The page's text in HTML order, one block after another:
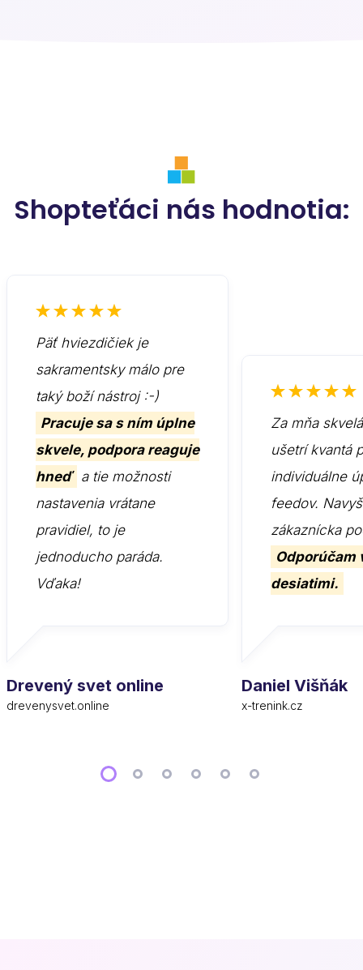
Shopteťáci nás hodnotia:
Päť hviezdičiek je
sakramentsky málo pre
taký boží nástroj :-)
Pracuje sa s ním úplne
skvele, podpora reaguje
hneď a tie možnosti
nastavenia vrátane
pravidiel, to je
jednoducho paráda.
Vďaka!
Drevený svet online
drevenysvet.online
Za mňa
ušetrí kvantá
individuálne
feedov.
zákaznícka
Odporúčam
desiatimi.
Daniel Višňák
x-trenink.cz